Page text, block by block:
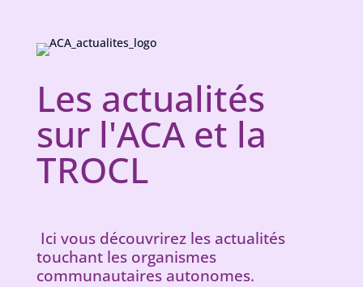
Les actualités
sur l'ACA et la
TROCL
Ici vous découvrirez les actualités
touchant les organismes
communautaires autonomes.